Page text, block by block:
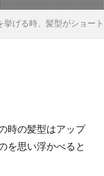
挙げる時、髪型がショー
時の髪型はアップ
を思い浮かべると